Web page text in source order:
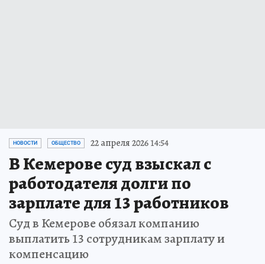
НОВОСТИ ОБЩЕСТВО 22 апреля 2026 14:54
В Кемерове суд взыскал с
работодателя долги по
зарплате для 13 работников
Суд в Кемерове обязал компанию
выплатить 13 сотрудникам зарплату и
компенсацию